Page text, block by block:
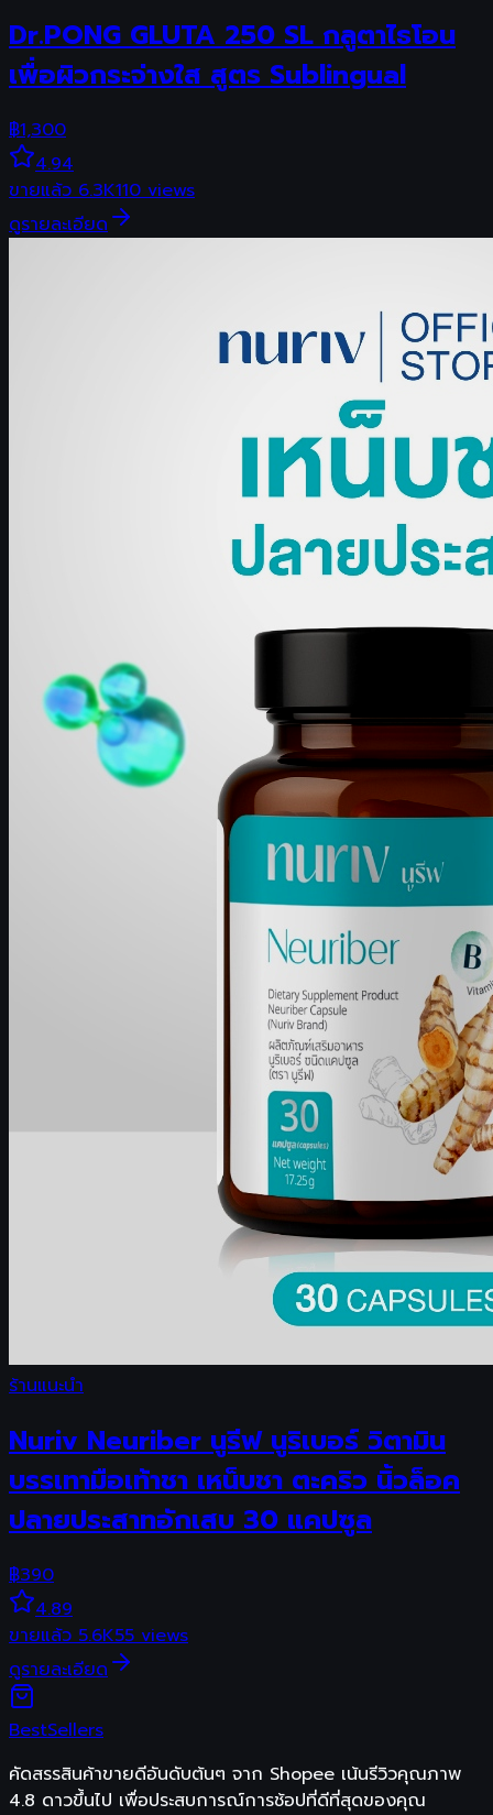
Dr.PONG GLUTA 250 SL กลูตาไธโอน
เพื่อผิวกระจ่างใส สูตร Sublingual
฿1,300
4.94
ขายแล้ว6.3K110views
ดูรายละเอียด
ร้านแนะนำ
Nuriv Neuriber นูรีฟ นูริเบอร์ วิตามิน
บรรเทามือเท้าชา เหน็บชา ตะคริว นิ้วล็อค
ปลายประสาทอักเสบ 30 แคปซูล
฿390
4.89
ขายแล้ว 5.6K55 views
ดูรายละเอียด
BestSellers
คัดสรรสินค้าขายดีอันดับต้นๆ จาก Shopee เน้นรีวิวคุณภาพ
4.8 ดาวขึ้นไป เพื่อประสบการณ์การช้อปที่ดีที่สุดของคุณ